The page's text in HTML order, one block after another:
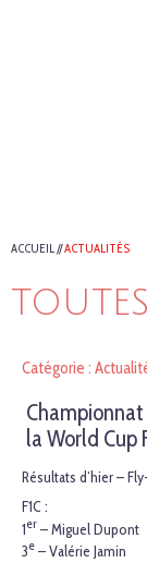
ACCUEIL//ACTUALITÉS
Catégorie :
la World Cup
Résultats d’hier –
F1C :
1er – Miguel Dupont
3e – Valérie Jamin